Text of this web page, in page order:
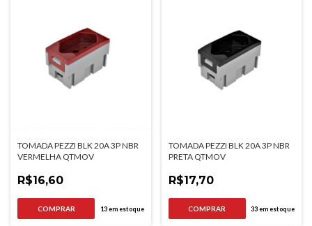
TOMADA PEZZI BLK 20A 3P NBR
VERMELHA QTMOV
R$16,60
13em estoque
TOMADA PEZZI BLK 20A 3P NBR
PRETA QTMOV
R$17,70
33em estoque